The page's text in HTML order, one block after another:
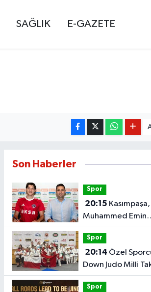
SAĞLIK E-GAZETE
Son Haberler
Spor
20:15
Muhammed Emin
Bektaş'ı
Spor
20:14
Down Judo Milli
namağlup dünya
şampiyonu
Spor